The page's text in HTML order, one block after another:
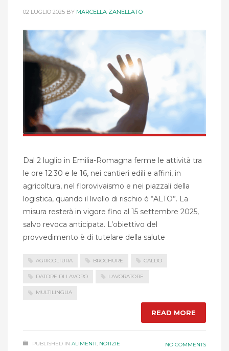
02 LUGLIO 2025 BY MARCELLA ZANELLATO
Dal 2 luglio in Emilia-Romagna ferme le attività tra
le ore 12.30 e le 16, nei cantieri edili e affini, in
agricoltura, nel florovivaismo e nei piazzali della
logistica, quando il livello di rischio è “ALTO”. La
misura resterà in vigore fino al 15 settembre 2025,
salvo revoca anticipata. L’obiettivo del
provvedimento è di tutelare della salute
AGRICOLTURA BROCHURE CALDO
DATORE DI LAVORO LAVORATORE
MULTILINGUA
READ MORE
PUBLISHED IN ALIMENTI, NOTIZIE NO COMMENTS